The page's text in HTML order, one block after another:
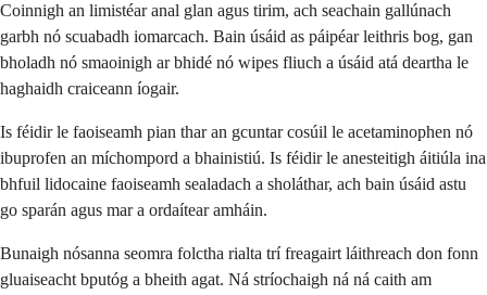
Coinnigh an limistéar anal glan agus tirim, ach seachain gallúnach
garbh nó scuabadh iomarcach. Bain úsáid as páipéar leithris bog, gan
bholadh nó smaoinigh ar bhidé nó wipes fliuch a úsáid atá deartha le
haghaidh craiceann íogair.
Is féidir le faoiseamh pian thar an gcuntar cosúil le acetaminophen nó
ibuprofen an míchompord a bhainistiú. Is féidir le anesteitigh áitiúla ina
bhfuil lidocaine faoiseamh sealadach a sholáthar, ach bain úsáid astu
go sparán agus mar a ordaítear amháin.
Bunaigh nósanna seomra folctha rialta trí freagairt láithreach don fonn
gluaiseacht bputóg a bheith agat. Ná stríochaigh ná ná caith am